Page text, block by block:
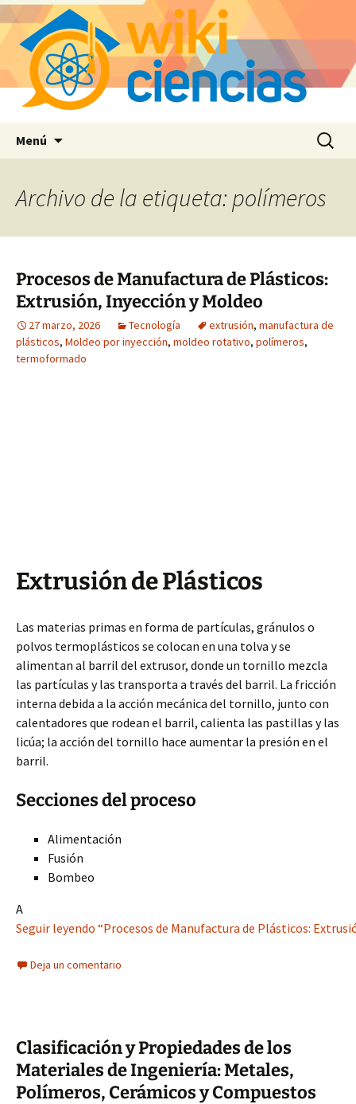
Menú Buscar:
Archivo de la etiqueta: polímeros
Procesos de Manufactura de Plásticos:
Extrusión, Inyección y Moldeo
27 marzo, 2026 Tecnología extrusión, manufactura de
plásticos, Moldeo por inyección, moldeo rotativo, polímeros,
termoformado
Extrusión de Plásticos
Las materias primas en forma de partículas, gránulos o
polvos termoplásticos se colocan en una tolva y se
alimentan al barril del extrusor, donde un tornillo mezcla
las partículas y las transporta a través del barril. La fricción
interna debida a la acción mecánica del tornillo, junto con
calentadores que rodean el barril, calienta las pastillas y las
licúa; la acción del tornillo hace aumentar la presión en el
barril.
Secciones del proceso
Alimentación
Fusión
Bombeo
A
Seguir leyendo “Procesos de Manufactura de Plásticos:
Deja un comentario
Clasificación y Propiedades de los
Materiales de Ingeniería: Metales,
Polímeros, Cerámicos y Compuestos